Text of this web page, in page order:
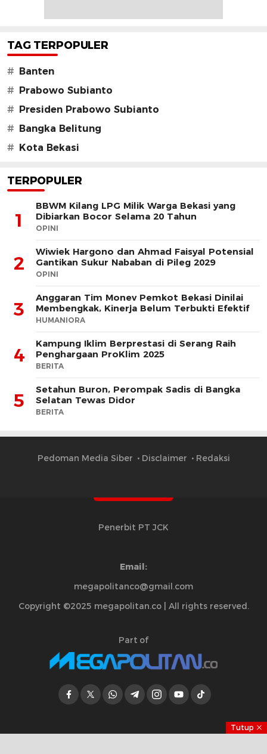
TAG TERPOPULER
# Banten
# Prabowo Subianto
# Presiden Prabowo Subianto
# Bangka Belitung
# Kota Bekasi
TERPOPULER
1
BBWM Kilang LPG Milik Warga Bekasi yang
Dibiarkan Bocor Selama 20 Tahun
OPINI
2
Wiwiek Hargono dan Ahmad Faisyal Potensial
Gantikan Sukur Nababan di Pileg 2029
OPINI
3
Anggaran Tim Monev Pemkot Bekasi Dinilai
Membengkak, Kinerja Belum Terbukti Efektif
HUMANIORA
4
Kampung Iklim Berprestasi di Serang Raih
Penghargaan ProKlim 2025
BERITA
5
Setahun Buron, Perompak Sadis di Bangka
Selatan Tewas Didor
BERITA
Pedoman Media Siber Disclaimer Redaksi
Penerbit PT JCK
Email:
megapolitanco@gmail.com
Copyright ©2025 megapolitan.co | All rights reserved.
Part of
Tutup